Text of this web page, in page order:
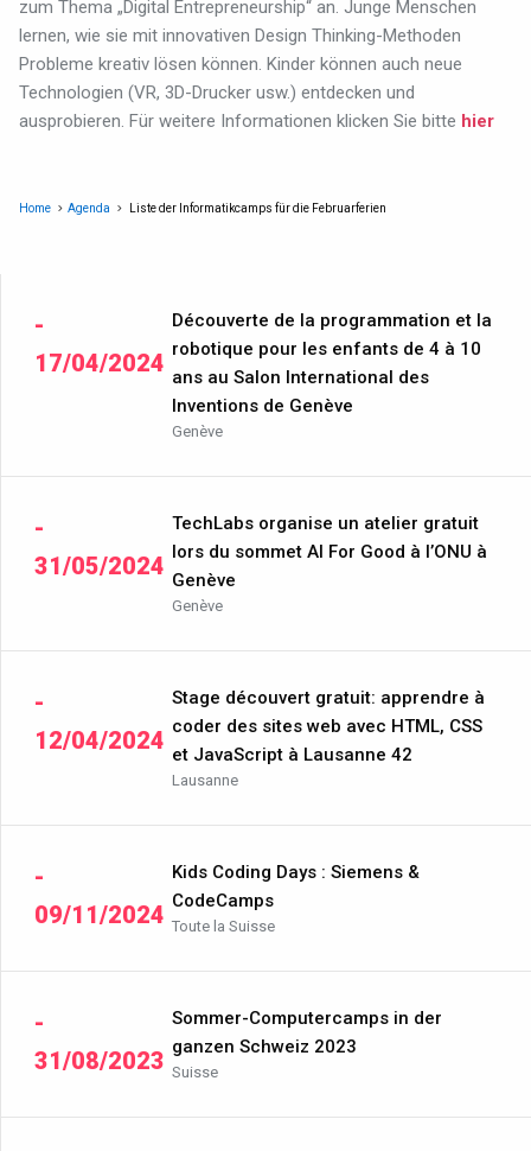
zum Thema „Digital Entrepreneurship“ an. Junge Menschen
lernen, wie sie mit innovativen Design Thinking-Methoden
Probleme kreativ lösen können. Kinder können auch neue
Technologien (VR, 3D-Drucker usw.) entdecken und
ausprobieren. Für weitere Informationen klicken Sie bitte hier
Home Agenda Liste der Informatikcamps für die Februarferien
-
17/04/2024
Découverte de la programmation et la
robotique pour les enfants de 4 à 10
ans au Salon International des
Inventions de Genève
Genève
-
31/05/2024
TechLabs organise un atelier gratuit
lors du sommet AI For Good à l’ONU à
Genève
Genève
-
12/04/2024
Stage découvert gratuit: apprendre à
coder des sites web avec HTML, CSS
et JavaScript à Lausanne 42
Lausanne
-
09/11/2024
Kids Coding Days : Siemens &
CodeCamps
Toute la Suisse
-
31/08/2023
Sommer-Computercamps in der
ganzen Schweiz 2023
Suisse